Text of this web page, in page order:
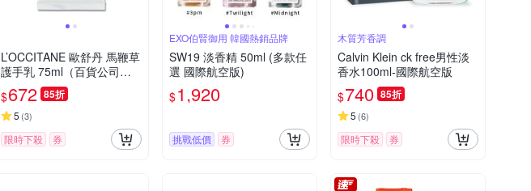
L’OCCITANE 歐舒丹 馬鞭草
護手乳 75ml（百貨公司
貨）
$672 85折
5 (3)
限時下殺 券
EXO伯賢御用 韓國熱銷品牌
SW19 淡香精 50ml (多款任
選 國際航空版)
$1,920
挑戰低價 券
木質芳香調
Calvin Klein ck free男性淡
香水100ml-國際航空版
$740 85折
5 (6)
限時下殺 券